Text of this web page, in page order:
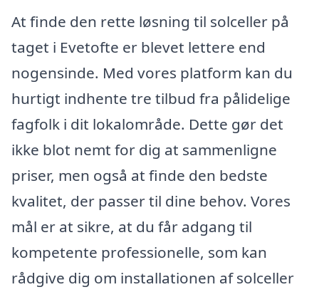
At finde den rette løsning til solceller på
taget i Evetofte er blevet lettere end
nogensinde. Med vores platform kan du
hurtigt indhente tre tilbud fra pålidelige
fagfolk i dit lokalområde. Dette gør det
ikke blot nemt for dig at sammenligne
priser, men også at finde den bedste
kvalitet, der passer til dine behov. Vores
mål er at sikre, at du får adgang til
kompetente professionelle, som kan
rådgive dig om installationen af solceller